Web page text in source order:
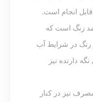
انجام است.
ضد زنگ است که
رنگ در شرایط آب
دارنده نیز
نیز در کنار